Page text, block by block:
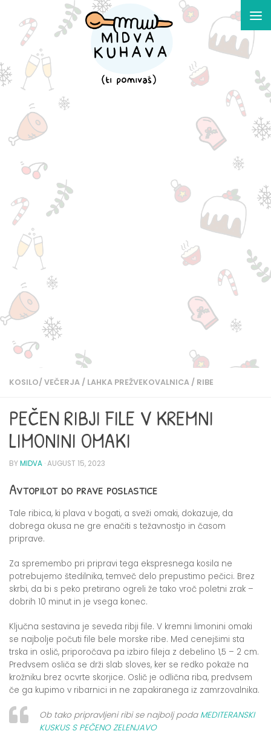
KOSILO/ VEČERJA / LAHKA PREŽVEKOVALNICA / RIBE
PEČEN RIBJI FILE V KREMNI
LIMONINI OMAKI
BYMIDVA ·AUGUST 15, 2023
Avtopilot do prave poslastice
Tale ribica, ki plava v bogati, a sveži omaki, dokazuje, da
dobrega okusa ne gre enačiti s težavnostjo in časom
priprave.
Za spremembo pri pripravi tega ekspresnega kosila ne
potrebujemo štedilnika, temveč delo prepustimo pečici. Brez
skrbi, da bi s peko pretirano ogreli že tako vroč poletni zrak –
dobrih 10 minut in je vsega konec.
Ključna sestavina je seveda ribji file. V kremni limonini omaki
se najbolje počuti file bele morske ribe. Med cenejšimi sta
trska in oslič, priporočava pa izbiro fileja z debelino 1,5 – 2 cm.
Predvsem osliča se drži slab sloves, ker se redko pokaže na
krožniku brez ocvrte skorjice. Oslič je odlična riba, predvsem
če ga kupimo v ribarnici in ne zapakiranega iz zamrzovalnika.
Ob tako pripravljeni ribi se najbolj poda MEDITERANSKI
KUSKUS S PEČENO ZELENJAVO